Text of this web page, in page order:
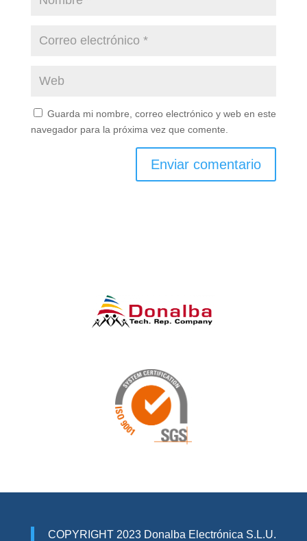
Guarda mi nombre, correo electrónico y web en este
navegador para la próxima vez que comente.
COPYRIGHT 2023 Donalba Electrónica S.L.U.